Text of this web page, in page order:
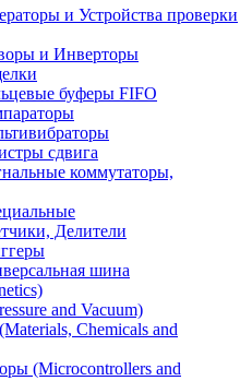
и Устройства проверки
и Инверторы
буферы FIFO
сдвига
коммутаторы,
Делители
шина
and Vacuum)
Chemicals and
(Microcontrollers and